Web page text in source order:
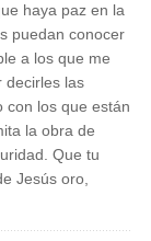
haya paz en la
puedan conocer
a los que me
decirles las
con los que están
la obra de
Que tu
Jesús oro,